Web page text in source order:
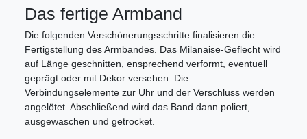
Das fertige Armband
Die folgenden Verschönerungsschritte finalisieren die
Fertigstellung des Armbandes. Das Milanaise-Geflecht wird
auf Länge geschnitten, ensprechend verformt, eventuell
geprägt oder mit Dekor versehen. Die
Verbindungselemente zur Uhr und der Verschluss werden
angelötet. Abschließend wird das Band dann poliert,
ausgewaschen und getrocket.